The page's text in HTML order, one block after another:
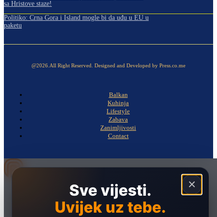
sa Hristove staze!
Politiko: Crna Gora i Island mogle bi da uđu u EU u
paketu
@2026.All Right Reserved. Designed and Developed by Press.co.me
Balkan
Kuhinja
Lifestyle
Zabava
Zanimljivosti
Contact
×
Sve vijesti.
Uvijek uz tebe.